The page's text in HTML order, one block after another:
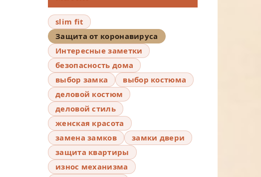
slim fit
Защита от коронавируса
Интересные заметки
безопасность дома
выбор замка
выбор костюма
деловой костюм
деловой стиль
женская красота
замена замков
замки двери
защита квартиры
износ механизма